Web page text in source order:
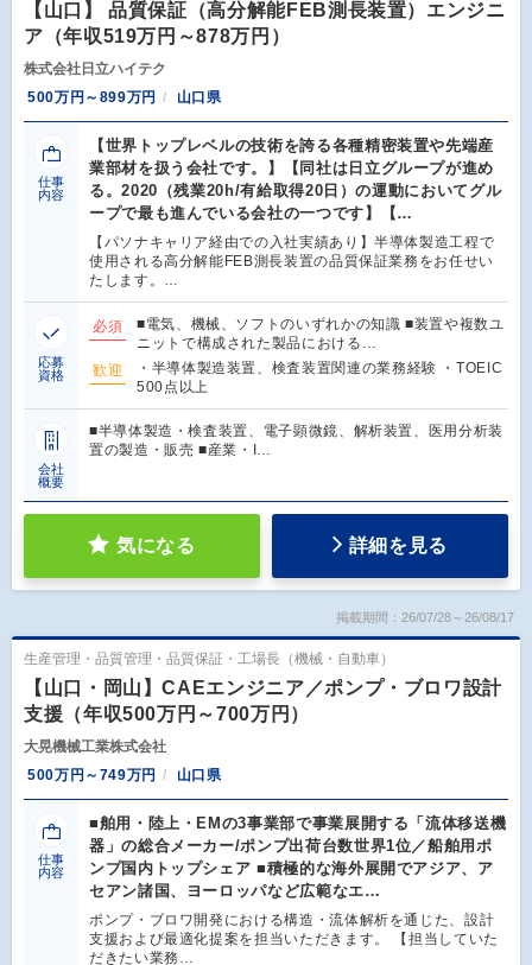
【山口】 品質保証（高分解能FEB測長装置）エンジニ
ア（年収519万円～878万円）
株式会社日立ハイテク
500万円～899万円
山口県
仕事
内容
【世界トップレベルの技術を誇る各種精密装置や先端産
業部材を扱う会社です。】【同社は日立グループが進め
る。2020（残業20h/有給取得20日）の運動においてグル
ープで最も進んでいる会社の一つです】【…
【パソナキャリア経由での入社実績あり】半導体製造工程で
使用される高分解能FEB測長装置の品質保証業務をお任せい
たします。…
応募
資格
必須
■電気、機械、ソフトのいずれかの知識 ■装置や複数ユ
ニットで構成された製品における…
歓迎
・半導体製造装置、検査装置関連の業務経験 ・TOEIC
500点以上
会社
概要
■半導体製造・検査装置、電子顕微鏡、解析装置、医用分析装
置の製造・販売 ■産業・I…
気になる 詳細を見る
掲載期間：26/07/28～26/08/17
生産管理・品質管理・品質保証・工場長（機械・自動車）
【山口・岡山】CAEエンジニア／ポンプ・ブロワ設計
支援（年収500万円～700万円）
大晃機械工業株式会社
500万円～749万円
山口県
仕事
内容
■舶用・陸上・EMの3事業部で事業展開する「流体移送機
器」の総合メーカー/ポンプ出荷台数世界1位／船舶用ポ
ンプ国内トップシェア ■積極的な海外展開でアジア、ア
セアン諸国、ヨーロッパなど広範なエ…
ポンプ・ブロワ開発における構造・流体解析を通じた、設計
支援および最適化提案を担当いただきます。 【担当していた
だきたい業務…